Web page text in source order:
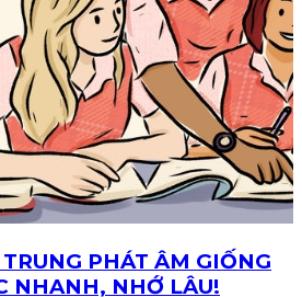
PHÁT ÂM GIỐNG
NHANH, NHỚ LÂU!